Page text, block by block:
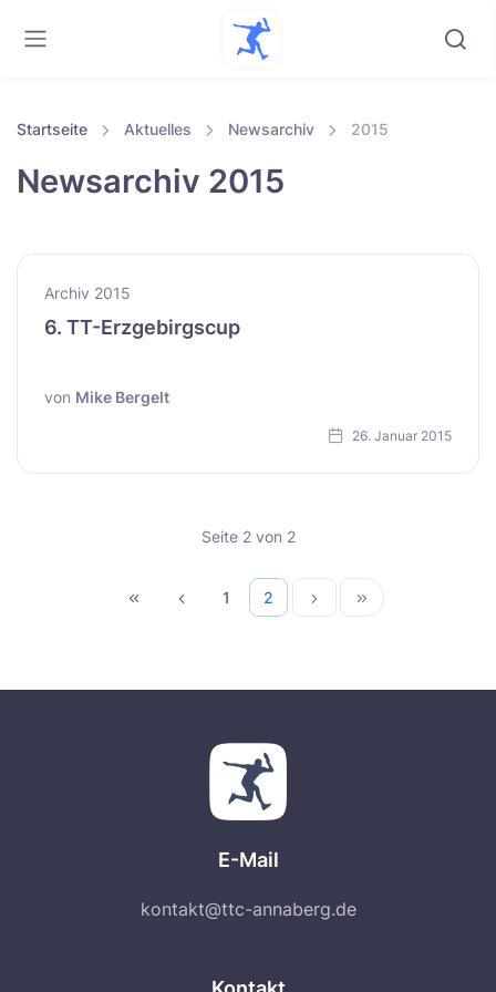
Startseite Aktuelles Newsarchiv 2015
Newsarchiv 2015
Archiv 2015
6. TT-Erzgebirgscup
von Mike Bergelt
26. Januar 2015
Seite 2 von 2
1 2
E-Mail
kontakt@ttc-annaberg.de